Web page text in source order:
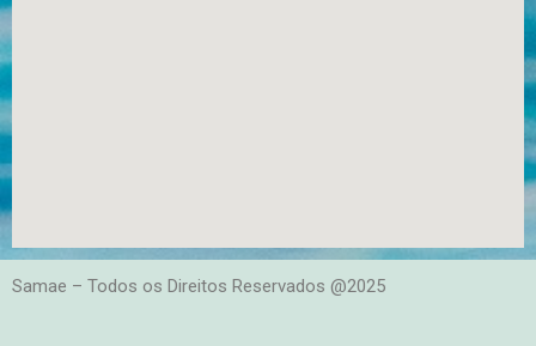
Samae – Todos os Direitos Reservados @2025